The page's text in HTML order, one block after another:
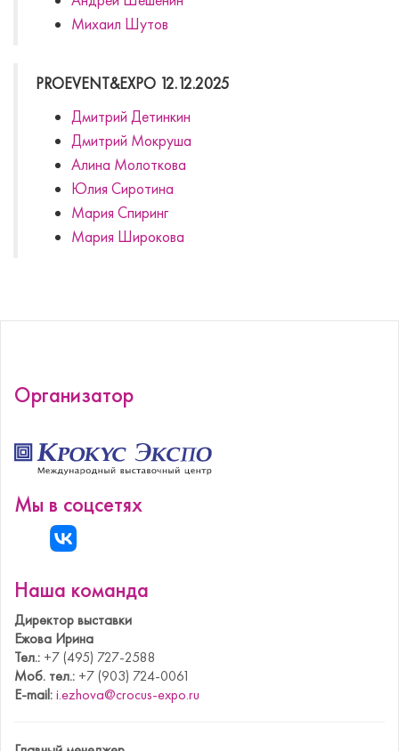
Михаил Шутов
PROEVENT&EXPO 12.12.2025
Дмитрий Детинкин
Дмитрий Мокруша
Алина Молоткова
Юлия Сиротина
Мария Спиринг
Мария Широкова
Организатор
Мы в соцсетях
Наша команда
Директор выставки
Ежова Ирина
Тел.: +7 (495) 727-2588
Моб. тел.: +7 (903) 724-0061
E-mail:i.ezhova@crocus-expo.ru